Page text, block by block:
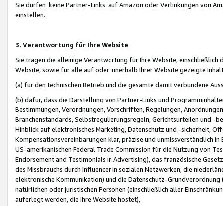
Sie dürfen keine Partner-Links auf Amazon oder Verlinkungen von
einstellen.
3. Verantwortung für Ihre Website
Sie tragen die alleinige Verantwortung für Ihre Website,
Website, sowie für alle auf oder innerhalb Ihrer Website gezeigte
(a) für den technischen Betrieb und die gesamte damit verbundene
(b) dafür, dass die Darstellung von Partner-Links und
Bestimmungen, Verordnungen, Vorschriften, Regelungen,
Branchenstandards, Selbstregulierungsregeln, Gerichtsurteilen und -
Hinblick auf elektronisches Marketing, Datenschutz und -sicherheit,
Kompensationsvereinbarungen klar, präzise und unmissverständlich
US-amerikanischen Federal Trade Commission für die Nutzung von
Endorsement and Testimonials in Advertising), das französische
des Missbrauchs durch Influencer in sozialen Netzwerken, die
elektronische Kommunikation) und die Datenschutz-
natürlichen oder juristischen Personen (einschließlich aller
auferlegt werden, die Ihre Website hostet),